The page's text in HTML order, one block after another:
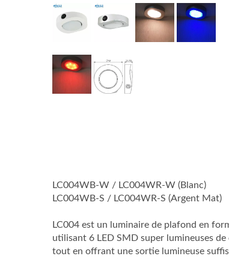
LC004WB-W / LC004WR-W (Blanc)
LC004WB-S / LC004WR-S (Argent Mat)
LC004 est un luminaire de plafond en
utilisant 6 LED SMD super lumineuses
tout en offrant une sortie lumineuse